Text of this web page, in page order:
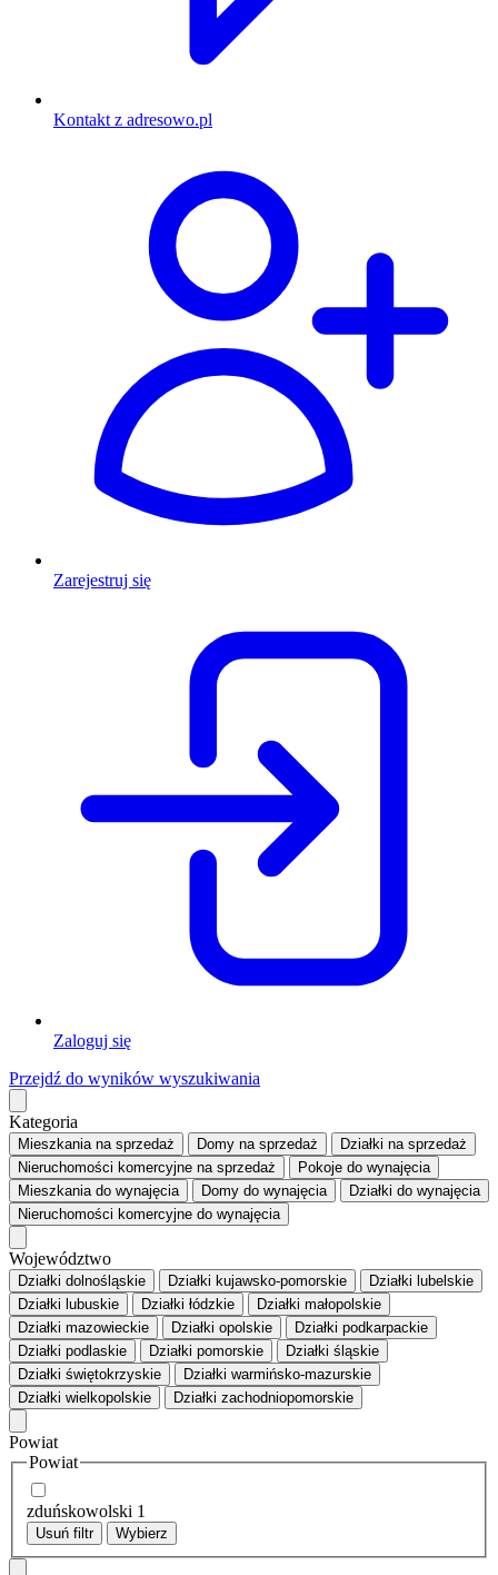
Kontakt z adresowo.pl
Zarejestruj się
Zaloguj się
Przejdź do wyników wyszukiwania
Kategoria
Mieszkaniana sprzedaż Domy na sprzedaż Działki na sprzedaż
Nieruchomości komercyjne na sprzedaż Pokoje do wynajęcia
Mieszkaniado wynajęcia Domy do wynajęcia Działki do wynajęcia
Nieruchomości komercyjne do wynajęcia
Województwo
Działki dolnośląskie Działki kujawsko-pomorskie
Działki lubelskie
Działki lubuskie
Działki łódzkie
Działki małopolskie
Działki mazowieckie
Działki opolskie
Działki podkarpackie
Działki podlaskie
Działki pomorskie
Działki śląskie
Działki świętokrzyskie
Działki warmińsko-mazurskie
Działki wielkopolskie
Działki zachodniopomorskie
Powiat
Powiat
zduńskowolski 1
Usuń filtr Wybierz